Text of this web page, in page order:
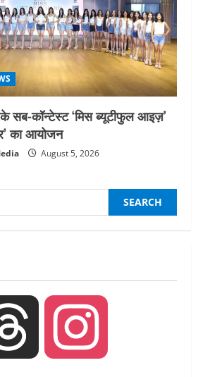
सब-कॉन्टेस्ट ‘मिस ब्यूटीफुल आइज़’
का आयोजन
August 5, 2026
Threads
August 6, 2026
NEWS
उत्तराखंड 2026 के सब-कॉन्टेस्ट ‘मिस
आइज़’ एवं ‘मिस ब्यूटीफुल हेयर’ का